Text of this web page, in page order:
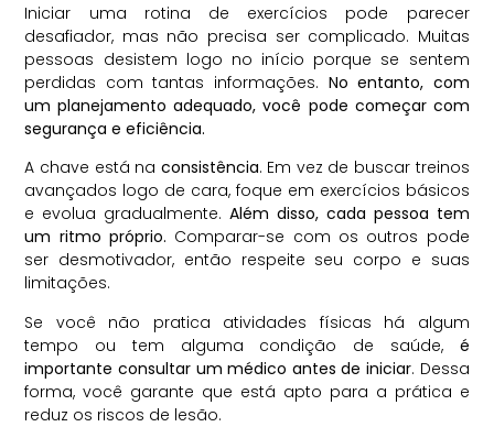
Iniciar uma rotina de exercícios pode parecer
desafiador, mas não precisa ser complicado. Muitas
pessoas desistem logo no início porque se sentem
perdidas com tantas informações. No entanto, com
um planejamento adequado, você pode começar com
segurança e eficiência.
A chave está na consistência. Em vez de buscar treinos
avançados logo de cara, foque em exercícios básicos
e evolua gradualmente.Além disso, cada pessoa tem
um ritmo próprio. Comparar-se com os outros pode
ser desmotivador, então respeite seu corpo e suas
limitações.
Se você não pratica atividades físicas há algum
tempo ou tem alguma condição de saúde, é
importante consultar um médico antes de iniciar. Dessa
forma, você garante que está apto para a prática e
reduz os riscos de lesão.